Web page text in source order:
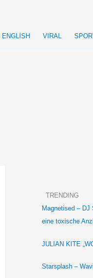
ENGLISH VIRAL
TRENDING
Magnetised – DJ
eine toxische
JULIAN KITE
Starsplash –